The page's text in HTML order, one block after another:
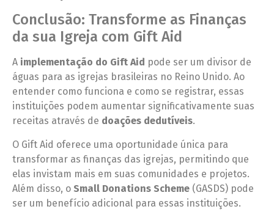
Conclusão: Transforme as Finanças
da sua Igreja com Gift Aid
A implementação do Gift Aid pode ser um divisor de
águas para as igrejas brasileiras no Reino Unido. Ao
entender como funciona e como se registrar, essas
instituições podem aumentar significativamente suas
receitas através de doações dedutíveis.
O Gift Aid oferece uma oportunidade única para
transformar as finanças das igrejas, permitindo que
elas invistam mais em suas comunidades e projetos.
Além disso, o Small Donations Scheme (GASDS) pode
ser um benefício adicional para essas instituições.